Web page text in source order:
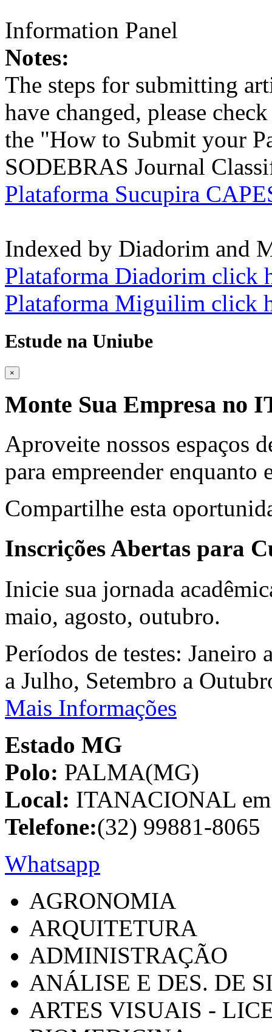
Information Panel
Notes:
The steps for submitting
have changed, please
the "How to Submit your
SODEBRAS Journal
Plataforma Sucupira
Indexed by Diadorim and
Plataforma Diadorim click
Plataforma Miguilim click
Estude na Uniube
×
Monte Sua Empresa no
Aproveite nossos espaços
para empreender enquanto
Compartilhe esta
Inscrições Abertas para
Inicie sua jornada
maio, agosto, outubro.
Períodos de testes:
a Julho, Setembro a
Mais Informações
Estado MG
Polo: PALMA(MG)
Local: ITANACIONAL
Telefone:(32) 99881-8065
Whatsapp
AGRONOMIA
ARQUITETURA
ADMINISTRAÇÃO
ANÁLISE E DES. DE
ARTES VISUAIS -